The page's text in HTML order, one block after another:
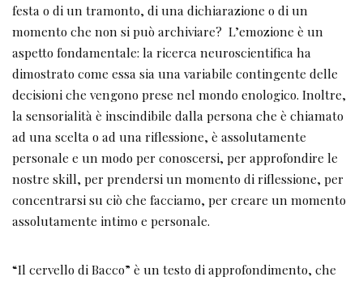
festa o di un tramonto, di una dichiarazione o di un
momento che non si può archiviare? L’emozione è un
aspetto fondamentale: la ricerca neuroscientifica ha
dimostrato come essa sia una variabile contingente delle
decisioni che vengono prese nel mondo enologico. Inoltre,
la sensorialità è inscindibile dalla persona che è chiamato
ad una scelta o ad una riflessione, è assolutamente
personale e un modo per conoscersi, per approfondire le
nostre skill, per prendersi un momento di riflessione, per
concentrarsi su ciò che facciamo, per creare un momento
assolutamente intimo e personale.
“Il cervello di Bacco” è un testo di approfondimento, che